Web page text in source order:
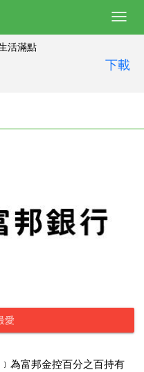
愛
為富邦金控百分之百持有
活滿點
下載